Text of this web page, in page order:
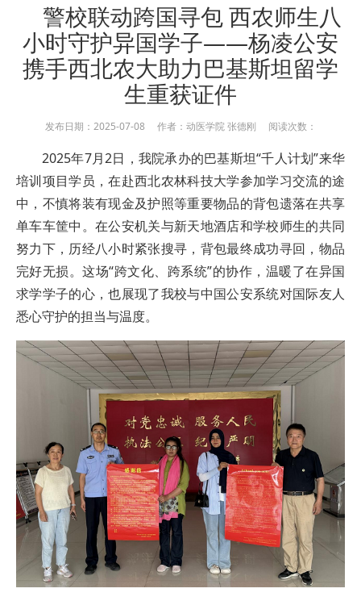
警校联动跨国寻包 西农师生八
小时守护异国学子——杨凌公安
携手西北农大助力巴基斯坦留学
生重获证件
发布日期：2025-07-08 作者：动医学院 张德刚 阅读次数：
2025年7月2日，我院承办的巴基斯坦“千人计划”来华
培训项目学员，在赴西北农林科技大学参加学习交流的途
中，不慎将装有现金及护照等重要物品的背包遗落在共享
单车车筐中。在公安机关与新天地酒店和学校师生的共同
努力下，历经八小时紧张搜寻，背包最终成功寻回，物品
完好无损。这场“跨文化、跨系统”的协作，温暖了在异国
求学学子的心，也展现了我校与中国公安系统对国际友人
悉心守护的担当与温度。